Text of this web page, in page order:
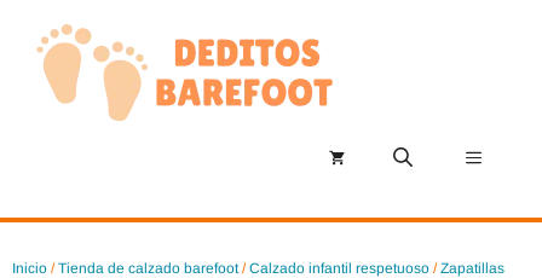
contenido
Menú
Inicio /Tienda de calzado barefoot/Calzado infantil respetuoso /Zapatillas